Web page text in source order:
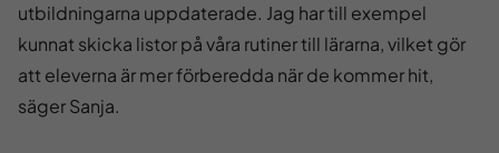
utbildningarna uppdaterade. Jag har till exempel
kunnat skicka listor på våra rutiner till lärarna, vilket gör
att eleverna är mer förberedda när de kommer hit,
säger Sanja.